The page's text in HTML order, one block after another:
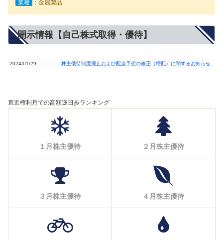
業種 ：金属製品
開示情報【自己株式取得・優待】
2024/01/29 株主優待制度廃止および配当予想の修正（増配）に関するお知らせ
直近権利月での高額逆日歩ランキング
１月株主優待 ２月株主優待
３月株主優待 ４月株主優待